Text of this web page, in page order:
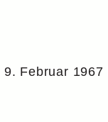
9. Februar